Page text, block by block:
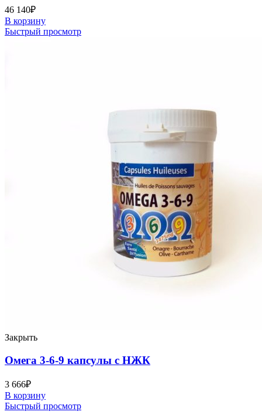
46 140₽
В корзину
Быстрый просмотр
Закрыть
Омега 3-6-9 капсулы с НЖК
3 666₽
В корзину
Быстрый просмотр